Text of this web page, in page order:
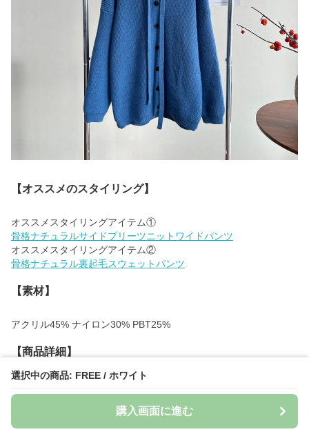
選択中の商品: FREE / ホワイト
購入画面に進む
【オススメのスタイリング】
骨格ナチュラルサイドプリーツニットワイドパンツ
骨格ナチュラル裏起毛スウェットパンツ
【素材】
アクリル45% ナイロン30% PBT25%
【商品詳細】
裏地：なし
厚み：厚め